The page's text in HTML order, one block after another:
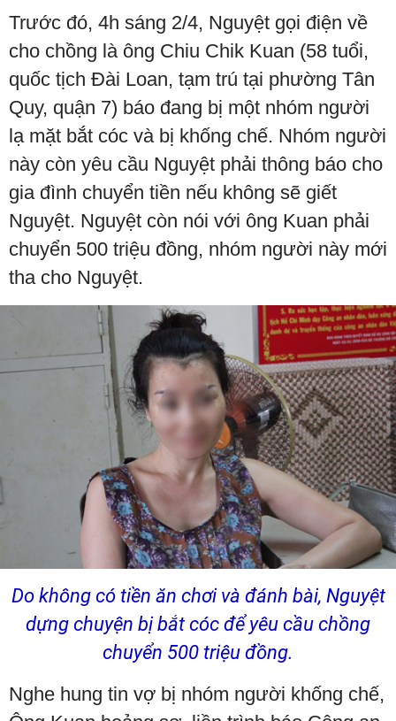
Trước đó, 4h sáng 2/4, Nguyệt gọi điện về
cho chồng là ông Chiu Chik Kuan (58 tuổi,
quốc tịch Đài Loan, tạm trú tại phường Tân
Quy, quận 7) báo đang bị một nhóm người
lạ mặt bắt cóc và bị khống chế. Nhóm người
này còn yêu cầu Nguyệt phải thông báo cho
gia đình chuyển tiền nếu không sẽ giết
Nguyệt. Nguyệt còn nói với ông Kuan phải
chuyển 500 triệu đồng, nhóm người này mới
tha cho Nguyệt.
Do không có tiền ăn chơi và đánh bài, Nguyệt
dựng chuyện bị bắt cóc để yêu cầu chồng
chuyển 500 triệu đồng.
Nghe hung tin vợ bị nhóm người khống chế,